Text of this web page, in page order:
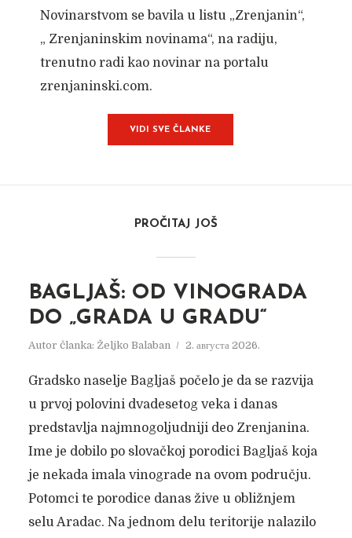
Novinarstvom se bavila u listu „Zrenjanin“,
„ Zrenjaninskim novinama“, na radiju,
trenutno radi kao novinar na portalu
zrenjaninski.com.
VIDI SVE ČLANKE
PROČITAJ JOŠ
BAGLJAŠ: OD VINOGRADA
DO „GRADA U GRADU“
Autor članka: Željko Balaban 2. августа 2026.
Gradsko naselje Bagljaš počelo je da se razvija
u prvoj polovini dvadesetog veka i danas
predstavlja najmnogoljudniji deo Zrenjanina.
Ime je dobilo po slovačkoj porodici Bagljaš koja
je nekada imala vinograde na ovom području.
Potomci te porodice danas žive u obližnjem
selu Aradac. Na jednom delu teritorije nalazilo